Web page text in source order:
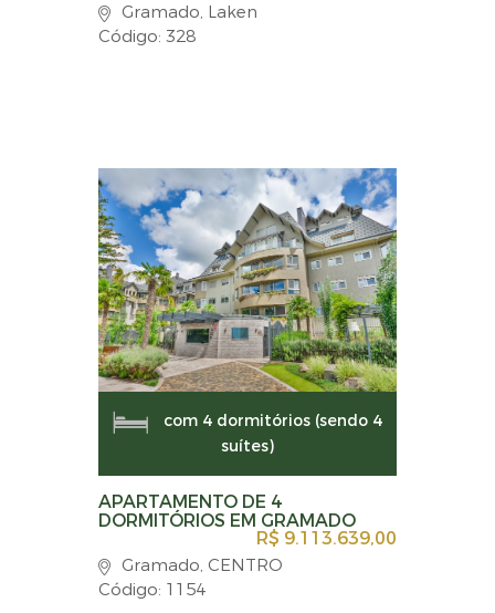
Gramado, Laken
Código: 328
com 4 dormitórios (sendo 4
suítes)
APARTAMENTO DE 4
DORMITÓRIOS EM GRAMADO
R$ 9.113.639,00
Gramado, CENTRO
Código: 1154